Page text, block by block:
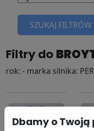
SZUKAJ FILTRÓW
Filtry do
rok: - marka silnika:
Dbamy o